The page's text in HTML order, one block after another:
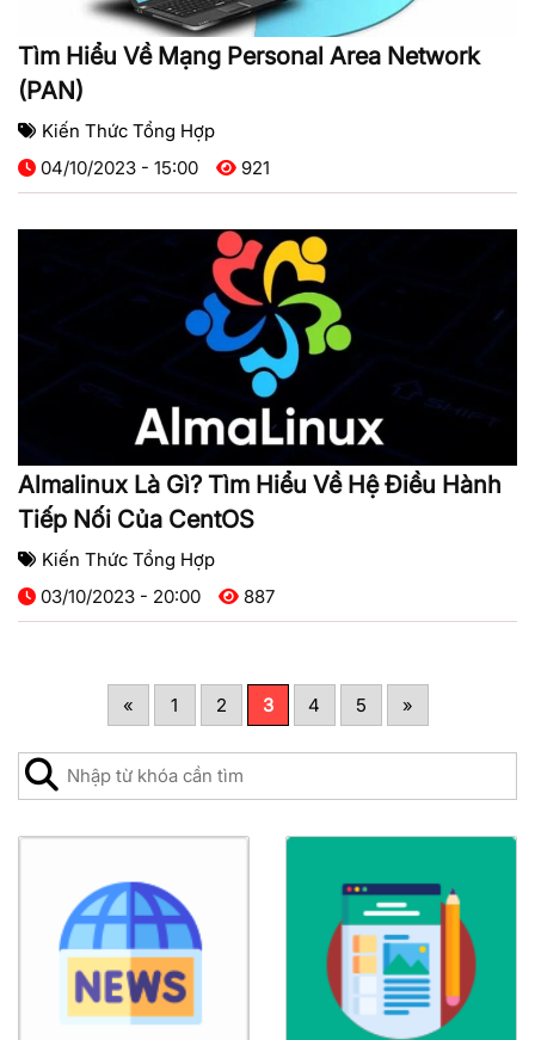
Tìm Hiểu Về Mạng Personal Area Network
(PAN)
Kiến Thức Tổng Hợp
04/10/2023 - 15:00
921
Almalinux Là Gì? Tìm Hiểu Về Hệ Điều Hành
Tiếp Nối Của CentOS
Kiến Thức Tổng Hợp
03/10/2023 - 20:00
887
« 1 2 3 4 5 »